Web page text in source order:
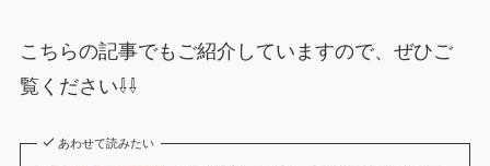
こちらの記事でもご紹介していますので、ぜひご
覧ください⇩⇩
あわせて読みたい